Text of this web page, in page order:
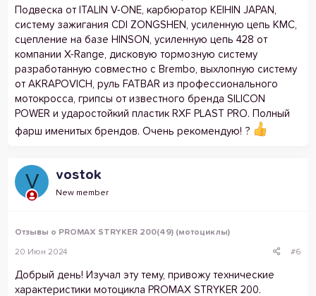
Подвеска от ITALIN V-ONE, карбюратор KEIHIN JAPAN,
систему зажигания CDI ZONGSHEN, усиленную цепь KMC,
сцепление на базе HINSON, усиленную цепь 428 от
компании X-Range, дисковую тормозную систему
разработанную совместно с Brembo, выхлопную систему
от AKRAPOVICH, руль FATBAR из профессионального
мотокросса, грипсы от известного бренда SILICON
POWER и ударостойкий пластик RXF PLAST PRO. Полный
фарш именитых брендов. Очень рекомендую! ?
V vostok
New member
Отзывы о PROMAX STRYKER 200(49) (мотоциклы)
20 Июн 2024 #6
Добрый день! Изучал эту тему, привожу технические
характеристики мотоцикла PROMAX STRYKER 200.